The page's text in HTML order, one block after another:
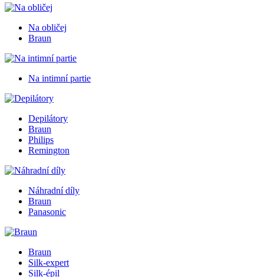
Na obličej
Braun
Na intimní partie
Depilátory
Braun
Philips
Remington
Náhradní díly
Braun
Panasonic
Braun
Silk-expert
Silk-épil